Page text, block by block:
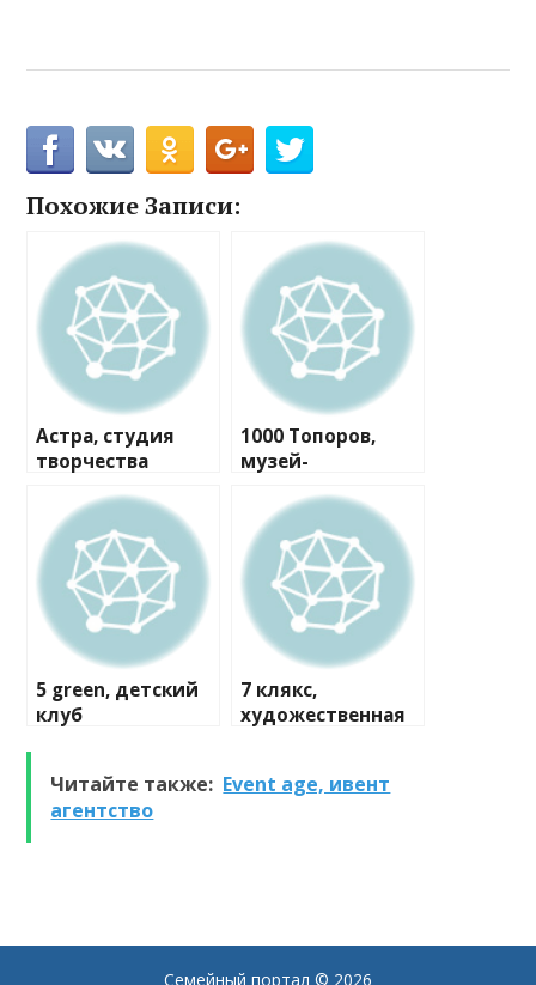
Похожие Записи:
Астра, студия
творчества
1000 Топоров,
музей-
5 green, детский
клуб
7 клякс,
художественная
Читайте также: Event age, ивент
агентство
Семейный портал © 2026